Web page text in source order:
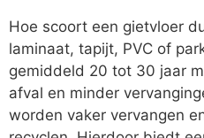
Hoe scoort een gietvloer
laminaat, tapijt, PVC of
gemiddeld 20 tot 30 jaar
afval en minder
worden vaker vervangen